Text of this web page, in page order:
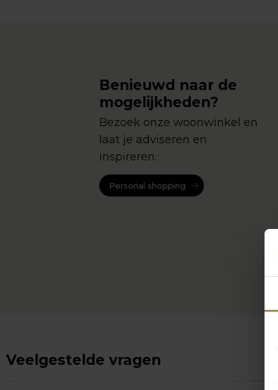
Benieuwd naar de
mogelijkheden?
Bezoek onze woonwinkel en
laat je adviseren en
inspireren.
Personal shopping
Veelgestelde vragen